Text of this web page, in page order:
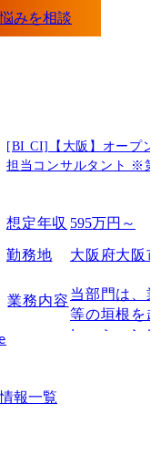
？
Q1.公務員から未経験でコンサルに転職することは可能ですか？
[BI CI]【大阪】オープン
担当コンサルタント ※第
想定年収 595万円～
勤務地 大阪府大阪市
業務内容 当部門は、
等の垣根を
レーション
報一覧